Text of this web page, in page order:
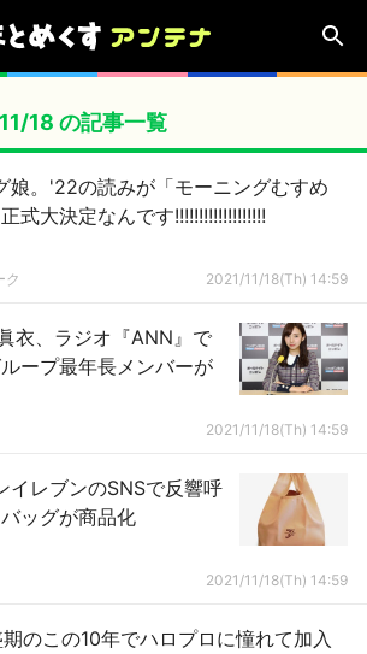
18 の記事一覧
娘。'22の読みが「モーニングむすめ
式大決定なんです!!!!!!!!!!!!!!!!!!!
ク 2021/11/18(Th) 14:59
衣、ラジオ『ANN』で
ープ最年長メンバーが
2021/11/18(Th) 14:59
イレブンのSNSで反響呼
ッグが商品化
2021/11/18(Th) 14:59
のこの10年でハロプロに憧れて加入